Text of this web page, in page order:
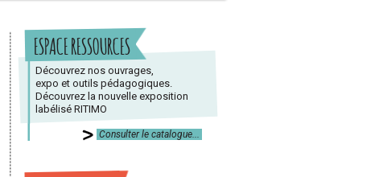
ESPACE RESSOURCES
Découvrez nos ouvrages,
expo et outils pédagogiques.
Découvrez la nouvelle exposition
labélisé RITIMO
Consulter le catalogue...